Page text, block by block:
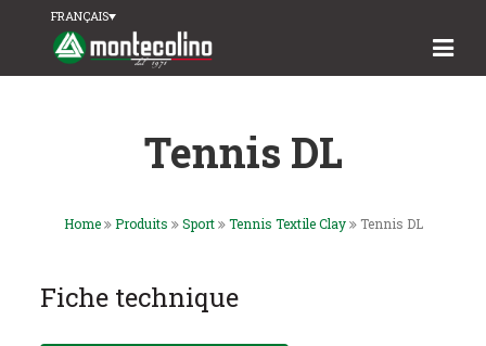
FRANÇAIS
Tennis DL
Home Produits Sport Tennis Textile Clay Tennis DL
Fiche technique